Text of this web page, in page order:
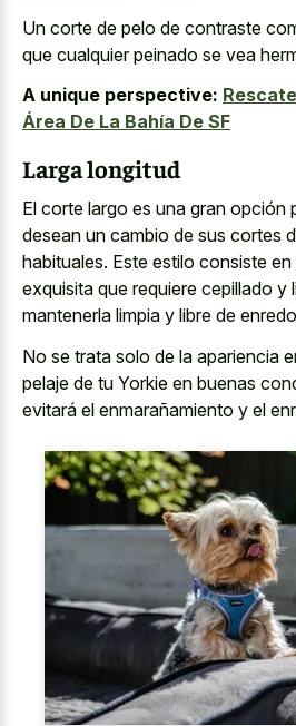
Un corte de pelo de contraste
que cualquier peinado se vea
A unique perspective:
Área De La Bahía De SF
Larga longitud
El corte largo es una gran opción
desean un cambio de sus cortes
habituales. Este estilo consiste
exquisita que requiere cepillado y
mantenerla limpia y libre de
No se trata solo de la apariencia
pelaje de tu Yorkie en buenas
evitará el enmarañamiento y el